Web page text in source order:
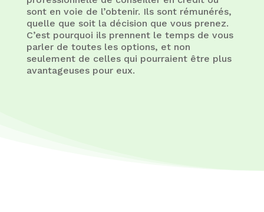
sont en voie de l’obtenir. Ils sont rémunérés,
quelle que soit la décision que vous prenez.
C’est pourquoi ils prennent le temps de vous
parler de toutes les options, et non
seulement de celles qui pourraient être plus
avantageuses pour eux.